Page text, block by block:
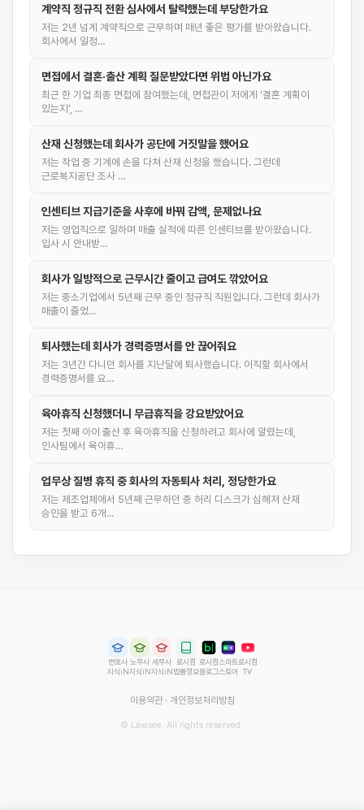
계약직 정규직 전환 심사에서 탈락했는데 부당한가요
저는 2년 넘게 계약직으로 근무하며 매년 좋은 평가를 받아왔습니다.
회사에서 일정…
면접에서 결혼·출산 계획 질문받았다면 위법 아닌가요
최근 한 기업 최종 면접에 참여했는데, 면접관이 저에게 '결혼 계획이
있는지', …
산재 신청했는데 회사가 공단에 거짓말을 했어요
저는 작업 중 기계에 손을 다쳐 산재 신청을 했습니다. 그런데
근로복지공단 조사 …
인센티브 지급기준을 사후에 바꿔 감액, 문제없나요
저는 영업직으로 일하며 매출 실적에 따른 인센티브를 받아왔습니다.
입사 시 안내받…
회사가 일방적으로 근무시간 줄이고 급여도 깎았어요
저는 중소기업에서 5년째 근무 중인 정규직 직원입니다. 그런데 회사가
매출이 줄었…
퇴사했는데 회사가 경력증명서를 안 끊어줘요
저는 3년간 다니던 회사를 지난달에 퇴사했습니다. 이직할 회사에서
경력증명서를 요…
육아휴직 신청했더니 무급휴직을 강요받았어요
저는 첫째 아이 출산 후 육아휴직을 신청하려고 회사에 알렸는데,
인사팀에서 육아휴…
업무상 질병 휴직 중 회사의 자동퇴사 처리, 정당한가요
저는 제조업체에서 5년째 근무하던 중 허리 디스크가 심해져 산재
승인을 받고 6개…
변호사
지식iN
노무사
지식iN
세무사
지식iN
로시컴
법률정보
로시컴
블로그
스마트
스토어
로시컴
TV
이용약관· 개인정보처리방침
© Lawsee. All rights reserved.